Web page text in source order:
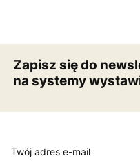
Zapisz się do
na systemy
Twój adres e-mail